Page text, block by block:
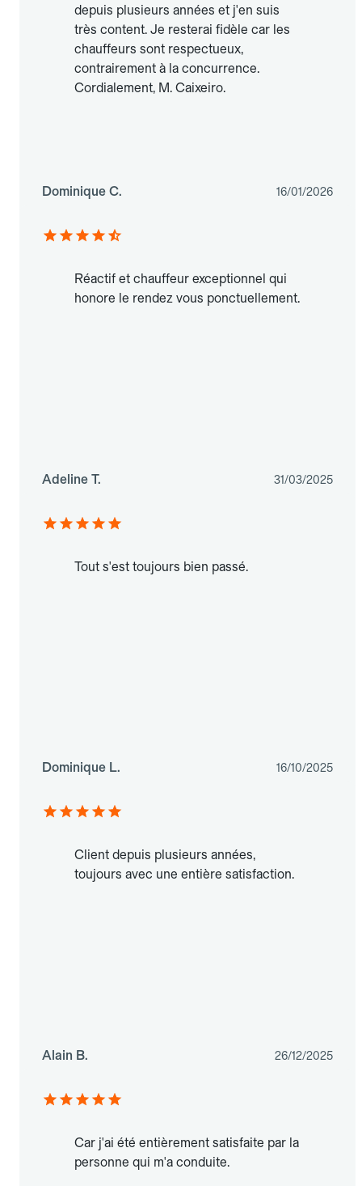
depuis plusieurs années et j'en suis
très content. Je resterai fidèle car les
chauffeurs sont respectueux,
contrairement à la concurrence.
Cordialement, M. Caixeiro.
Dominique C. 16/01/2026
Réactif et chauffeur exceptionnel qui
honore le rendez vous ponctuellement.
Adeline T. 31/03/2025
Tout s'est toujours bien passé.
Dominique L. 16/10/2025
Client depuis plusieurs années,
toujours avec une entière satisfaction.
Alain B. 26/12/2025
Car j'ai été entièrement satisfaite par la
personne qui m'a conduite.